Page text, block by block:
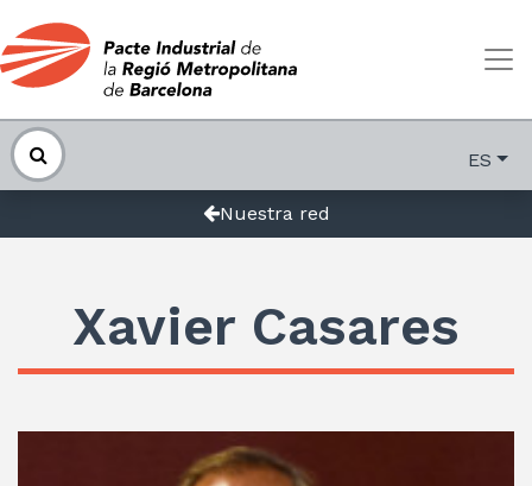
ES
Nuestra red
Xavier Casares